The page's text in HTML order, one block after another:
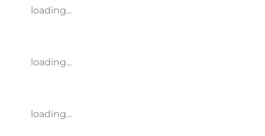
loading...
loading...
loading...